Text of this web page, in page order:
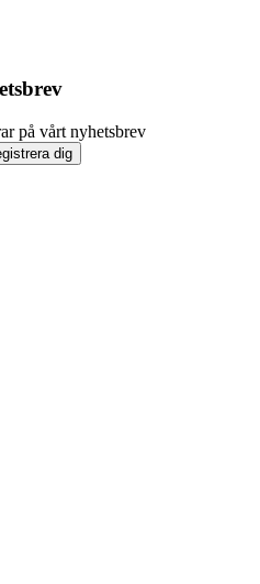
på vårt nyhetsbrev
dig